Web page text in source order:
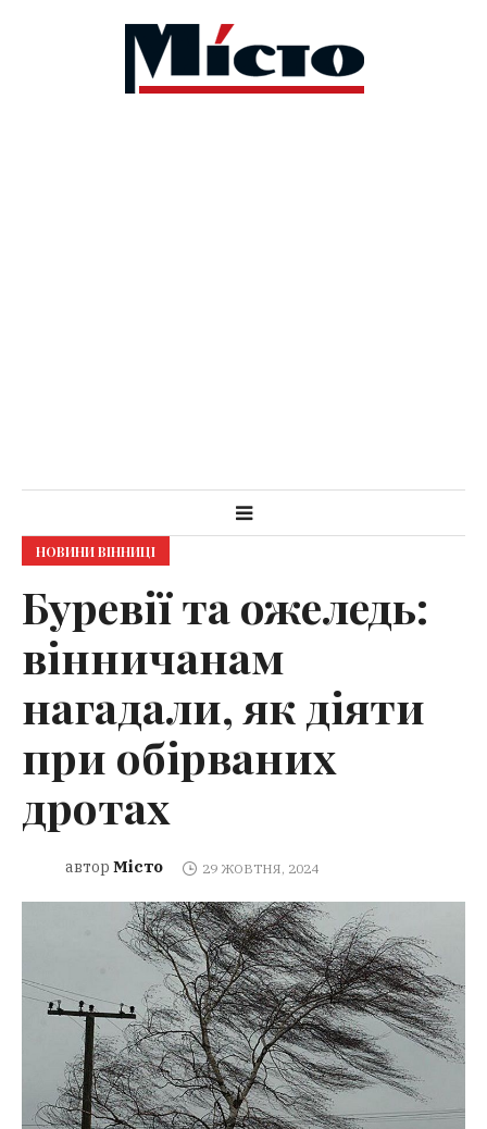
НОВИНИ ВІННИЦІ
Буревії та ожеледь:
вінничанам
нагадали, як діяти
при обірваних
дротах
автор Місто 29 ЖОВТНЯ, 2024